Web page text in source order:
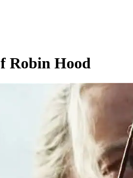
Robin Hood